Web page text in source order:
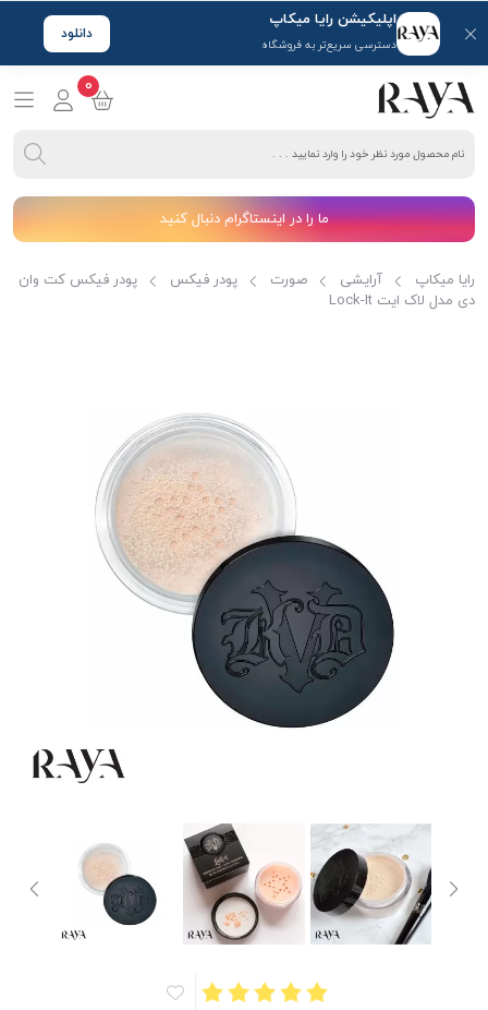
اپلیکیشن رایا میکاپ
دسترسی سریع‌تر به فروشگاه
دانلود
0
ما را در اینستاگرام دنبال کنید
رایا میکاپ آرایشی صورت پودر فیکس
پودر فیکس کت وان
دی مدل لاک ایت Lock-It